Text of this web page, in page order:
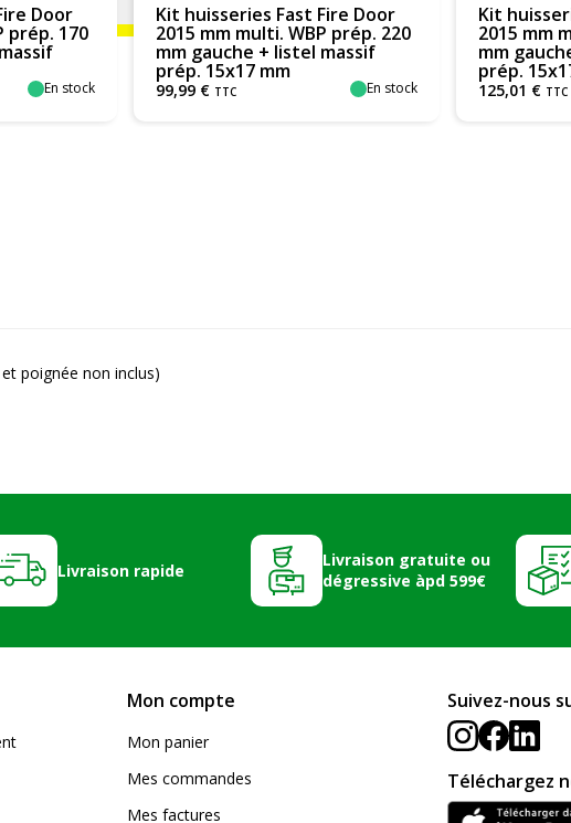
Fast Fire Door
WBP prép. 220
+ listel massif
mm
En stock
Kit huisseries Fast Fire Door
2015 mm multi. WBP prép. 300
mm gauche + listel massif
prép. 15x17 mm
En stock
poignée non inclus)
Livraison rapide
Livraison gratuite ou
dégressive àpd 599€
Mon compte
Mon panier
Mes commandes
Mes factures
Suivez-nous
Téléchargez